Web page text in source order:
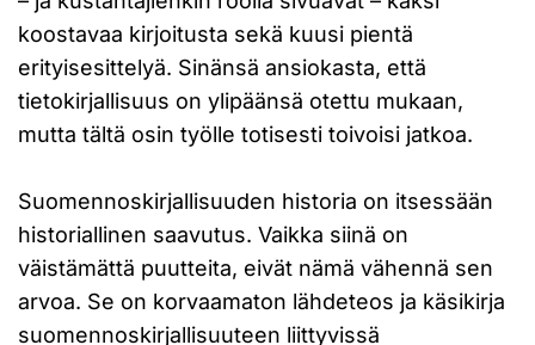
koostavaa kirjoitusta sekä kuusi pientä
erityisesittelyä. Sinänsä ansiokasta, että
tietokirjallisuus on ylipäänsä otettu mukaan,
mutta tältä osin työlle totisesti toivoisi jatkoa.
Suomennoskirjallisuuden historia on itsessään
historiallinen saavutus. Vaikka siinä on
väistämättä puutteita, eivät nämä vähennä sen
arvoa. Se on korvaamaton lähdeteos ja käsikirja
suomennoskirjallisuuteen liittyvissä